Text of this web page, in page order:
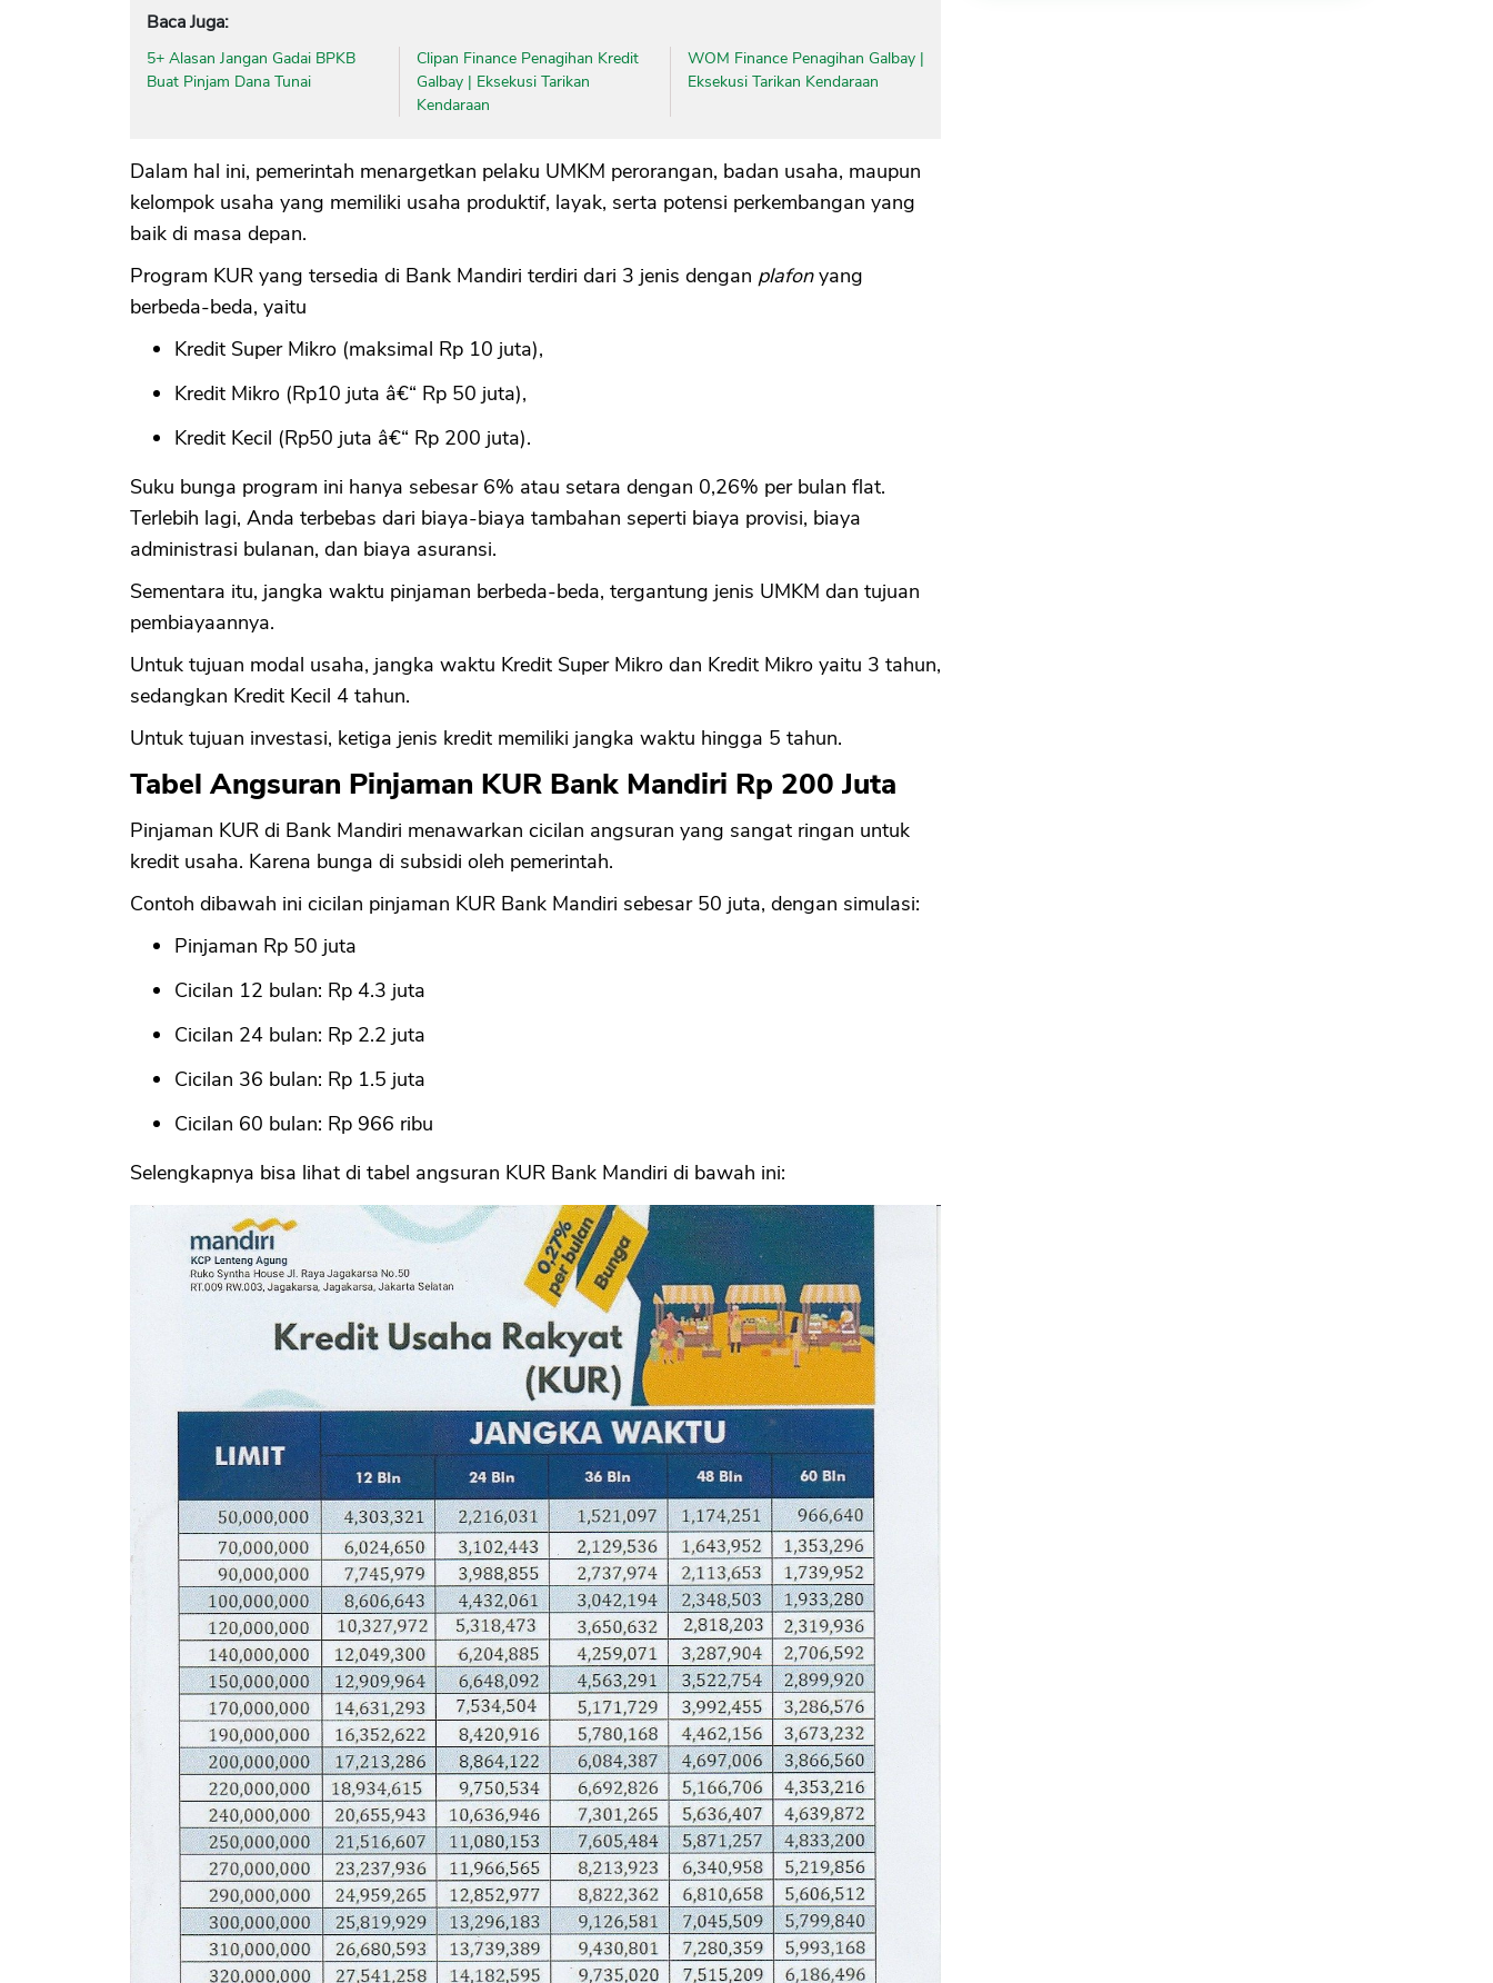
Baca Juga:
5+ Alasan Jangan Gadai BPKB
Buat Pinjam Dana Tunai
Clipan Finance Penagihan Kredit
Galbay | Eksekusi Tarikan
Kendaraan
WOM Finance Penagihan Galbay |
Eksekusi Tarikan Kendaraan
Dalam hal ini, pemerintah menargetkan pelaku UMKM perorangan, badan usaha, maupun
kelompok usaha yang memiliki usaha produktif, layak, serta potensi perkembangan yang
baik di masa depan.
Program KUR yang tersedia di Bank Mandiri terdiri dari 3 jenis dengan plafonyang
berbeda-beda, yaitu
Kredit Super Mikro (maksimal Rp 10 juta),
Kredit Mikro (Rp10 juta â€“ Rp 50 juta),
Kredit Kecil (Rp50 juta â€“ Rp 200 juta).
Suku bunga program ini hanya sebesar 6% atau setara dengan 0,26% per bulan flat.
Terlebih lagi, Anda terbebas dari biaya-biaya tambahan seperti biaya provisi, biaya
administrasi bulanan, dan biaya asuransi.
Sementara itu, jangka waktu pinjaman berbeda-beda, tergantung jenis UMKM dan tujuan
pembiayaannya.
Untuk tujuan modal usaha, jangka waktu Kredit Super Mikro dan Kredit Mikro yaitu 3 tahun,
sedangkan Kredit Kecil 4 tahun.
Untuk tujuan investasi, ketiga jenis kredit memiliki jangka waktu hingga 5 tahun.
Tabel Angsuran Pinjaman KUR Bank Mandiri Rp 200 Juta
Pinjaman KUR di Bank Mandiri menawarkan cicilan angsuran yang sangat ringan untuk
kredit usaha. Karena bunga di subsidi oleh pemerintah.
Contoh dibawah ini cicilan pinjaman KUR Bank Mandiri sebesar 50 juta, dengan simulasi:
Pinjaman Rp 50 juta
Cicilan 12 bulan: Rp 4.3 juta
Cicilan 24 bulan: Rp 2.2 juta
Cicilan 36 bulan: Rp 1.5 juta
Cicilan 60 bulan: Rp 966 ribu
Selengkapnya bisa lihat di tabel angsuran KUR Bank Mandiri di bawah ini: